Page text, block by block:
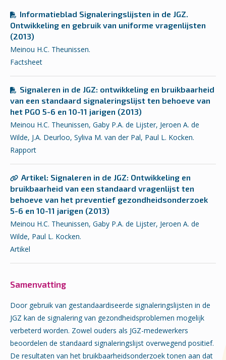
Informatieblad Signaleringslijsten in de JGZ.
Ontwikkeling en gebruik van uniforme vragenlijsten
(2013)
Meinou H.C. Theunissen.
Factsheet
Signaleren in de JGZ: ontwikkeling en bruikbaarheid
van een standaard signaleringslijst ten behoeve van
het PGO 5-6 en 10-11 jarigen (2013)
Meinou H.C. Theunissen, Gaby P.A. de Lijster, Jeroen A. de
Wilde, J.A. Deurloo, Syliva M. van der Pal, Paul L. Kocken.
Rapport
Artikel: Signaleren in de JGZ: Ontwikkeling en
bruikbaarheid van een standaard vragenlijst ten
behoeve van het preventief gezondheidsonderzoek
5-6 en 10-11 jarigen (2013)
Meinou H.C. Theunissen, Gaby P.A. de Lijster, Jeroen A. de
Wilde, Paul L. Kocken.
Artikel
Samenvatting
Door gebruik van gestandaardiseerde signaleringslijsten in de
JGZ kan de signalering van gezondheidsproblemen mogelijk
verbeterd worden. Zowel ouders als JGZ-medewerkers
beoordelen de standaard signaleringslijst overwegend positief.
De resultaten van het bruikbaarheidsonderzoek tonen aan dat